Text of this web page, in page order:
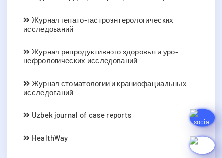
Журнал гепато-гастроэнтерологических
исследований
Журнал репродуктивного здоровья и уро-
нефрологических исследований
Журнал стоматологии и краниофациальных
исследований
Uzbek journal of case reports
HealthWay